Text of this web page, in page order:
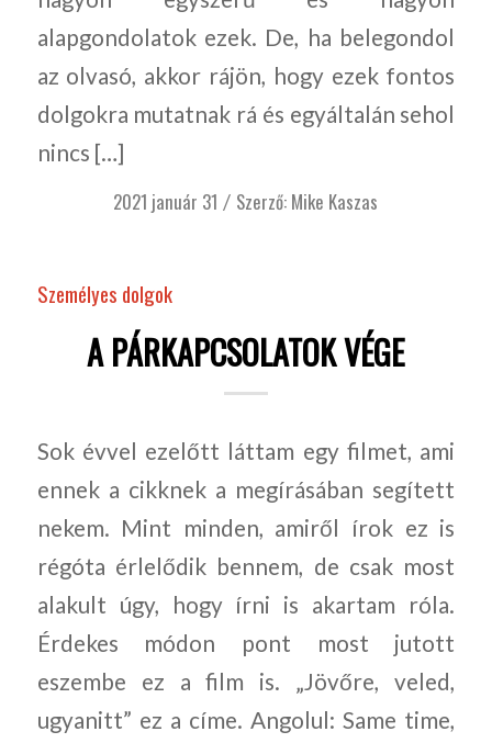
alapgondolatok ezek. De, ha belegondol
az olvasó, akkor rájön, hogy ezek fontos
dolgokra mutatnak rá és egyáltalán sehol
nincs […]
2021 január 31 / Szerző: Mike Kaszas
Személyes dolgok
A PÁRKAPCSOLATOK VÉGE
Sok évvel ezelőtt láttam egy filmet, ami
ennek a cikknek a megírásában segített
nekem. Mint minden, amiről írok ez is
régóta érlelődik bennem, de csak most
alakult úgy, hogy írni is akartam róla.
Érdekes módon pont most jutott
eszembe ez a film is. „Jövőre, veled,
ugyanitt” ez a címe. Angolul: Same time,